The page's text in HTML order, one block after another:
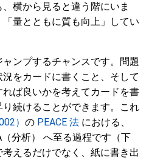
横から見ると違う階にいま
量とともに質も向上」してい
ンプするチャンスです。問題
をカードに書くこと、そして
ば良いかを考えてカードを書
続けることができます。これ
） の PEACE 法 における、
分析） へ至る過程です（下
えるだけでなく、紙に書き出